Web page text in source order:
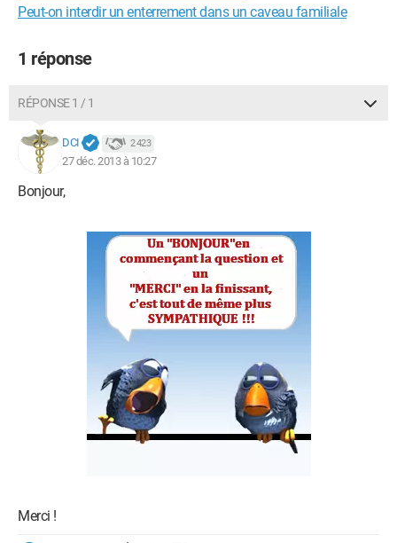
Peut-on interdir un enterrement dans un caveau familiale
1 réponse
RÉPONSE 1 / 1
DCI 2 423
27 déc. 2013 à 10:27
Bonjour,
Merci !